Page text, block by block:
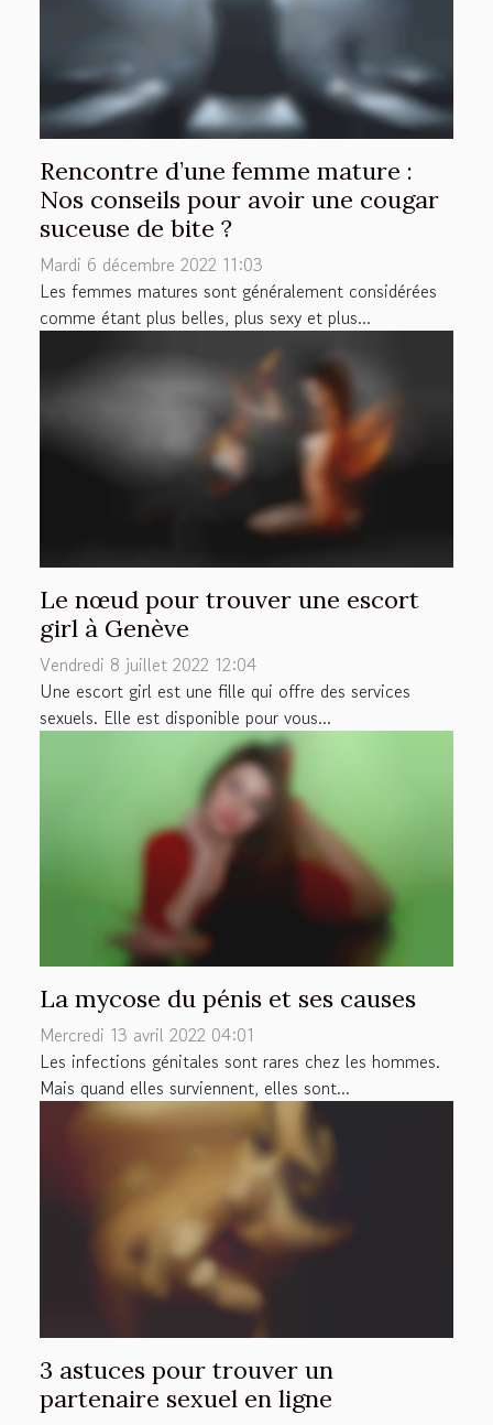
Rencontre d’une femme mature :
Nos conseils pour avoir une cougar
suceuse de bite ?
Mardi 6 décembre 2022 11:03
Les femmes matures sont généralement considérées
comme étant plus belles, plus sexy et plus...
Le nœud pour trouver une escort
girl à Genève
Vendredi 8 juillet 2022 12:04
Une escort girl est une fille qui offre des services
sexuels. Elle est disponible pour vous...
La mycose du pénis et ses causes
Mercredi 13 avril 2022 04:01
Les infections génitales sont rares chez les hommes.
Mais quand elles surviennent, elles sont...
3 astuces pour trouver un
partenaire sexuel en ligne